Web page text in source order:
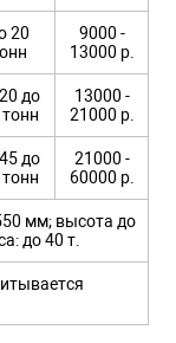
20
9000 -
13000 р.
до
13000 -
21000 р.
до
21000 -
60000 р.
мм; высота до
до 40 т.